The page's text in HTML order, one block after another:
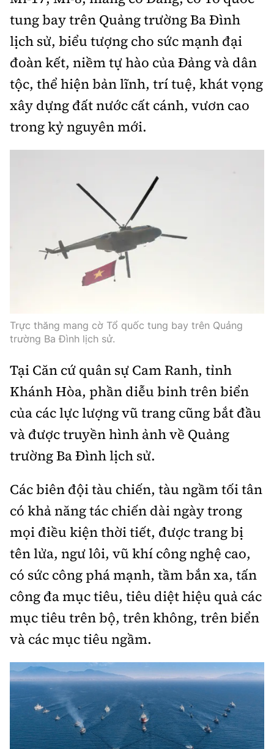
tung bay trên Quảng trường Ba Đình
lịch sử, biểu tượng cho sức mạnh đại
đoàn kết, niềm tự hào của Đảng và dân
tộc, thể hiện bản lĩnh, trí tuệ, khát vọng
xây dựng đất nước cất cánh, vươn cao
trong kỷ nguyên mới.
Trực thăng mang cờ Tổ quốc tung bay trên Quảng
trường Ba Đình lịch sử.
Tại Căn cứ quân sự Cam Ranh, tỉnh
Khánh Hòa, phần diễu binh trên biển
của các lực lượng vũ trang cũng bắt đầu
và được truyền hình ảnh về Quảng
trường Ba Đình lịch sử.
Các biên đội tàu chiến, tàu ngầm tối tân
có khả năng tác chiến dài ngày trong
mọi điều kiện thời tiết, được trang bị
tên lửa, ngư lôi, vũ khí công nghệ cao,
có sức công phá mạnh, tầm bắn xa, tấn
công đa mục tiêu, tiêu diệt hiệu quả các
mục tiêu trên bộ, trên không, trên biển
và các mục tiêu ngầm.